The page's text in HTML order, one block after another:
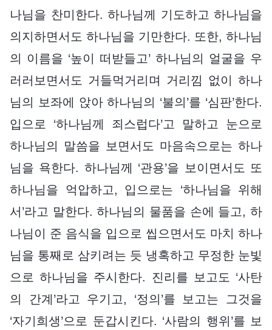
나님을 찬미한다. 하나님께 기도하고 하나님을
의지하면서도 하나님을 기만한다. 또한, 하나님
의 이름을 ‘높이 떠받들고’ 하나님의 얼굴을 우
러러보면서도 거들먹거리며 거리낌 없이 하나
님의 보좌에 앉아 하나님의 ‘불의’를 ‘심판’한다.
입으로 ‘하나님께 죄스럽다’고 말하고 눈으로
하나님의 말씀을 보면서도 마음속으로는 하나
님을 욕한다. 하나님께 ‘관용’을 보이면서도 또
하나님을 억압하고, 입으로는 ‘하나님을 위해
서’라고 말한다. 하나님의 물품을 손에 들고, 하
나님이 준 음식을 입으로 씹으면서도 마치 하나
님을 통째로 삼키려는 듯 냉혹하고 무정한 눈빛
으로 하나님을 주시한다. 진리를 보고도 ‘사탄
의 간계’라고 우기고, ‘정의’를 보고는 그것을
‘자기희생’으로 둔갑시킨다. ‘사람의 행위’를 보